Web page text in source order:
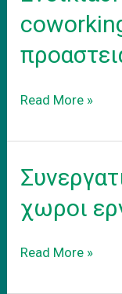
Ενοικιαση
coworking
στα
Read More »
χωροι
Συνεργατικοι
Read More »